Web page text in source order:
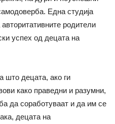
Една студија
родители
успех од децата на
што децата, ако ги
како праведни и разумни,
да соработуваат и да им се
децата на